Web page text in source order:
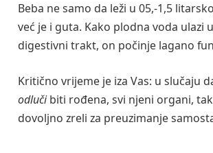
Beba ne samo da leži u 05,-1,5
već je i guta. Kako plodna voda ulazi
digestivni trakt, on počinje lagano
Kritično vrijeme je iza Vas: u slučaju
odlučibiti rođena, svi njeni organi,
dovoljno zreli za preuzimanje